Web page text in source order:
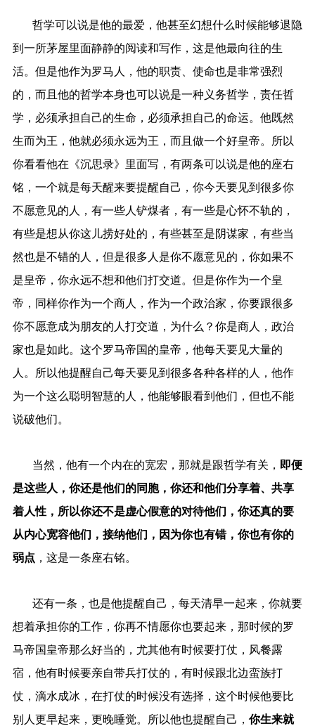
哲学可以说是他的最爱，他甚至幻想什么时候能够退隐
到一所茅屋里面静静的阅读和写作，这是他最向往的生
活。但是他作为罗马人，他的职责、使命也是非常强烈
的，而且他的哲学本身也可以说是一种义务哲学，责任哲
学，必须承担自己的生命，必须承担自己的命运。他既然
生而为王，他就必须永远为王，而且做一个好皇帝。所以
你看看他在《沉思录》里面写，有两条可以说是他的座右
铭，一个就是每天醒来要提醒自己，你今天要见到很多你
不愿意见的人，有一些人铲煤者，有一些是心怀不轨的，
有些是想从你这儿捞好处的，有些甚至是阴谋家，有些当
然也是不错的人，但是很多人是你不愿意见的，你如果不
是皇帝，你永远不想和他们打交道。但是你作为一个皇
帝，同样你作为一个商人，作为一个政治家，你要跟很多
你不愿意成为朋友的人打交道，为什么？你是商人，政治
家也是如此。这个罗马帝国的皇帝，他每天要见大量的
人。所以他提醒自己每天要见到很多各种各样的人，他作
为一个这么聪明智慧的人，他能够眼看到他们，但也不能
说破他们。
当然，他有一个内在的宽宏，那就是跟哲学有关， 即便
是这些人，你还是他们的同胞，你还和他们分享着、共享
着人性，所以你还不是虚心假意的对待他们，你还真的要
从内心宽容他们，接纳他们，因为你也有错，你也有你的
弱点 ，这是一条座右铭。
还有一条，也是他提醒自己，每天清早一起来，你就要
想着承担你的工作，你再不情愿你也要起来，那时候的罗
马帝国皇帝那么好当的，尤其他有时候要打仗，风餐露
宿，他有时候要亲自带兵打仗的，有时候跟北边蛮族打
仗，滴水成冰，在打仗的时候没有选择，这个时候他要比
别人更早起来，更晚睡觉。所以他也提醒自己， 你生来就